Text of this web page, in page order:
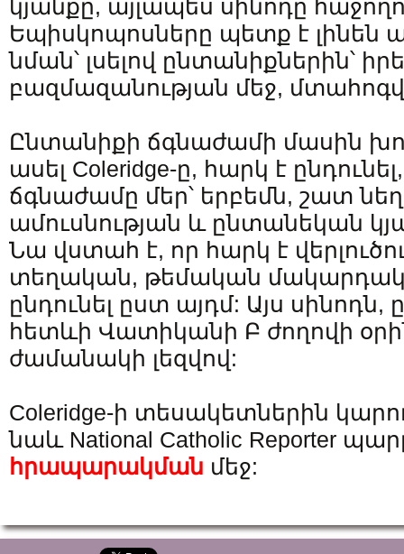
կյանքը, այլապես սինոդը
Եպիսկոպոսները պետք է լինեն
նման՝ լսելով ընտանիքներին՝
բազմազանության մեջ,
Ընտանիքի ճգնաժամի մասին
ասել Coleridge-ը, հարկ է
ճգնաժամը մեր՝ երբեմն, շատ նեղ
ամուսնության և ընտանեկան
Նա վստահ է, որ հարկ է
տեղական, թեմական
ընդունել ըստ այդմ: Այս
հետևի Վատիկանի Բ ժողովի
ժամանակի լեզվով:
Coleridge-ի տեսակետներին
նաև National Catholic Reporter
հրապարակման մեջ: